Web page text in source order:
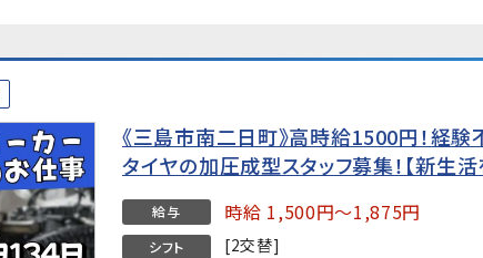
《三島市南二日町》高時給1500円！経
タイヤの加圧成型スタッフ募集！【新生
給与 時給 1,500円～1,875円
シフト [2交替]